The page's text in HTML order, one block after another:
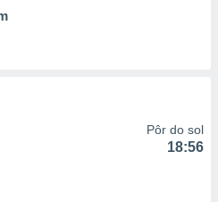
Pôr do sol
18:56